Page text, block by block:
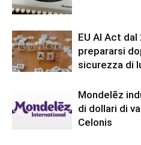
EU AI Act
prepararsi
sicurezza di
Mondelēz
di dollari di
Celonis